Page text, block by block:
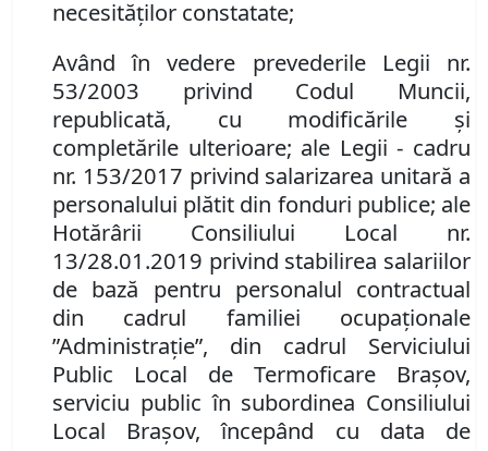
necesităţilor constatate;
Având în vedere prevederile Legii nr.
53/2003 privind Codul Muncii,
republicată, cu modificările şi
completările ulterioare; ale Legii- cadru
nr. 153/2017 privind salarizarea unitară a
personalului plătit din fonduri publice; ale
Hotărârii Consiliului Local nr.
13/28.01.2019 privind stabilirea salariilor
de bază pentru personalul contractual
din cadrul familiei ocupaţionale
”Administraţie”, din cadrul Serviciului
Public Local de Termoficare Braşov,
serviciu public în subordinea Consiliului
Local Braşov, începând cu data de